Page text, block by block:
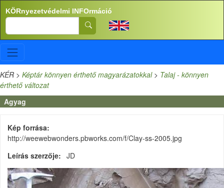
Ugrás a tartalomra
KÖRnyezetvédelmi INFOrmáció
Search
KÉR > Képtár könnyen érthető magyarázatokkal> Talaj - könnyen
érthető változat
Agyag
Kép forrása
http://weewebwonders.pbworks.com/f/Clay-ss-2005.jpg
Leírás szerzője
JD